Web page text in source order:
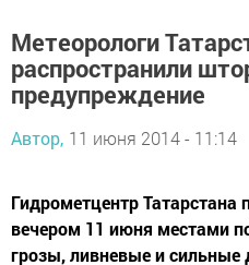
Метеорологи
распространили
предупреждение
Автор, 11 июня 2014 - 11:14
Гидрометцентр
вечером 11 июня местами
грозы, ливневые и